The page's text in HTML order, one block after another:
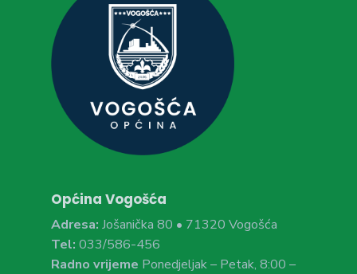
Općina Vogošća
Adresa: Jošanička 80 • 71320 Vogošća
Tel: 033/586-456
Radno vrijeme Ponedjeljak – Petak, 8:00 –